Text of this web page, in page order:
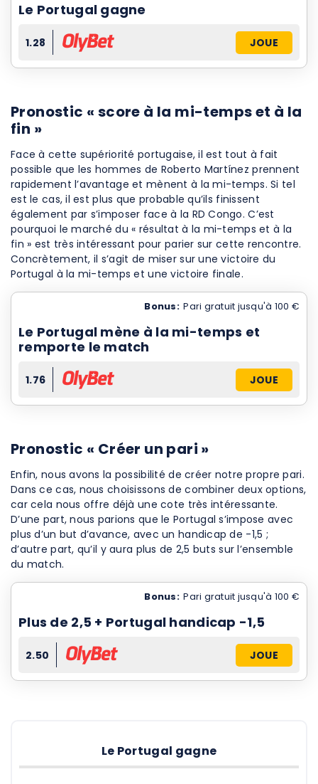
Le Portugal gagne
1.28 JOUE
Pronostic « score à la mi-temps et à la
fin »
Face à cette supériorité portugaise, il est tout à fait
possible que les hommes de Roberto Martínez prennent
rapidement l’avantage et mènent à la mi-temps. Si tel
est le cas, il est plus que probable qu’ils finissent
également par s’imposer face à la RD Congo. C’est
pourquoi le marché du « résultat à la mi-temps et à la
fin » est très intéressant pour parier sur cette rencontre.
Concrètement, il s’agit de miser sur une victoire du
Portugal à la mi-temps et une victoire finale.
Bonus: Pari gratuit jusqu'à 100 €
Le Portugal mène à la mi-temps et
remporte le match
1.76 JOUE
Pronostic « Créer un pari »
Enfin, nous avons la possibilité de créer notre propre pari.
Dans ce cas, nous choisissons de combiner deux options,
car cela nous offre déjà une cote très intéressante.
D’une part, nous parions que le Portugal s’impose avec
plus d’un but d’avance, avec un handicap de -1,5 ;
d’autre part, qu’il y aura plus de 2,5 buts sur l’ensemble
du match.
Bonus: Pari gratuit jusqu'à 100 €
Plus de 2,5 + Portugal handicap -1,5
2.50 JOUE
Le Portugal gagne